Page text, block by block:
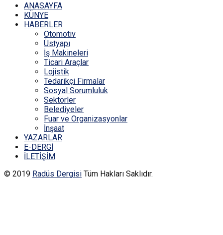
ANASAYFA
KÜNYE
HABERLER
Otomotiv
Üstyapı
İş Makineleri
Ticari Araçlar
Lojistik
Tedarikçi Firmalar
Sosyal Sorumluluk
Sektörler
Belediyeler
Fuar ve Organizasyonlar
İnşaat
YAZARLAR
E-DERGİ
İLETİŞİM
© 2019 Radüs Dergisi Tüm Hakları Saklıdır.